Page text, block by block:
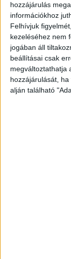
hozzájárulás
információkhoz
Felhívjuk
kezeléséhez nem
jogában áll
beállításai csak
megváltoztathatja
hozzájárulását,
alján található
feketén-
nyújtó
valamennyi
előírásokat,